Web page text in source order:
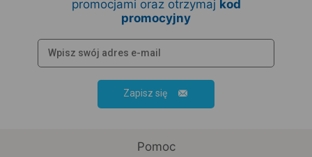
promocjami oraz otrzymaj kod
promocyjny
Zapisz się
Pomoc